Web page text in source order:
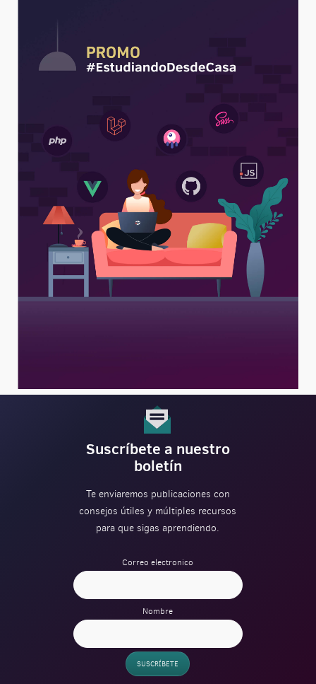
Suscríbete a nuestro
boletín
Te enviaremos publicaciones con
consejos útiles y múltiples recursos
para que sigas aprendiendo.
Correo electronico
Nombre
SUSCRÍBETE